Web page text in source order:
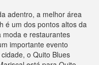
adentro, a melhor área
é um dos pontos altos da
moda e restaurantes
importante evento
o Quito Blues